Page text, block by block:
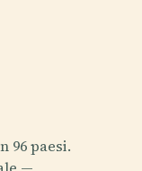
96 paesi.
—